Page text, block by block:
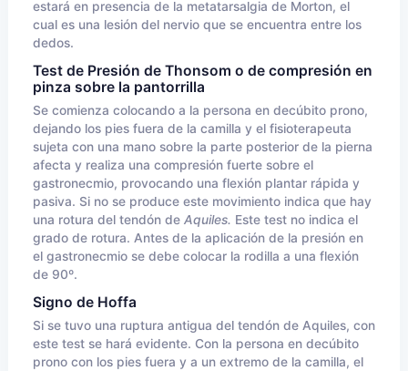
estará en presencia de la metatarsalgia de Morton, el
cual es una lesión del nervio que se encuentra entre los
dedos.
Test de Presión de Thonsom o de compresión en
pinza sobre la pantorrilla
Se comienza colocando a la persona en decúbito prono,
dejando los pies fuera de la camilla y el fisioterapeuta
sujeta con una mano sobre la parte posterior de la pierna
afecta y realiza una compresión fuerte sobre el
gastronecmio, provocando una flexión plantar rápida y
pasiva. Si no se produce este movimiento indica que hay
una rotura del tendón de Aquiles. Este test no indica el
grado de rotura. Antes de la aplicación de la presión en
el gastronecmio se debe colocar la rodilla a una flexión
de 90º.
Signo de Hoffa
Si se tuvo una ruptura antigua del tendón de Aquiles, con
este test se hará evidente. Con la persona en decúbito
prono con los pies fuera y a un extremo de la camilla, el